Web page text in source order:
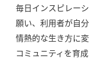
毎日インスピレー
願い、利用者が自
情熱的な生き方に
コミュニティを育